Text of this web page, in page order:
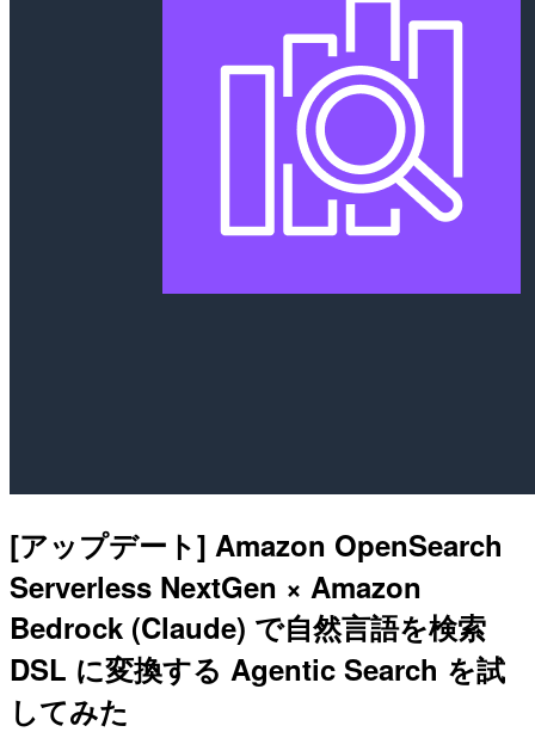
[アップデート] Amazon OpenSearch
Serverless NextGen × Amazon
Bedrock (Claude) で自然言語を検索
DSL に変換する Agentic Search を試
してみた